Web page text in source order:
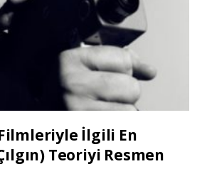
Filmleriyle İlgili En
Teoriyi Resmen